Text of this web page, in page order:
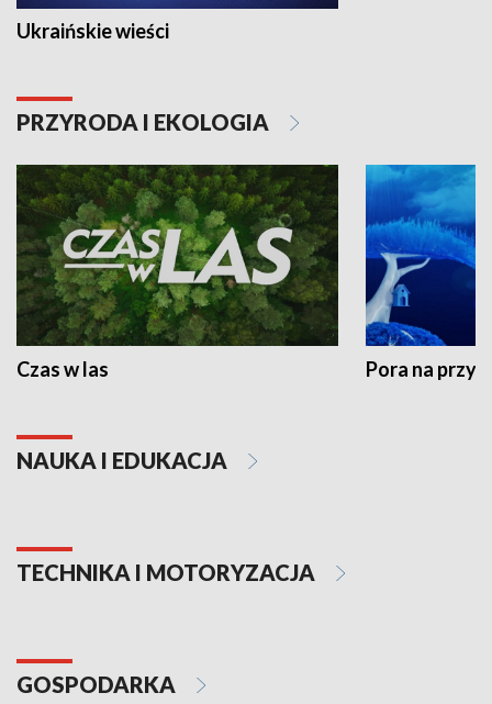
Ukraińskie wieści
PRZYRODA I EKOLOGIA
Czas w las Pora na
NAUKA I EDUKACJA
TECHNIKA I MOTORYZACJA
GOSPODARKA